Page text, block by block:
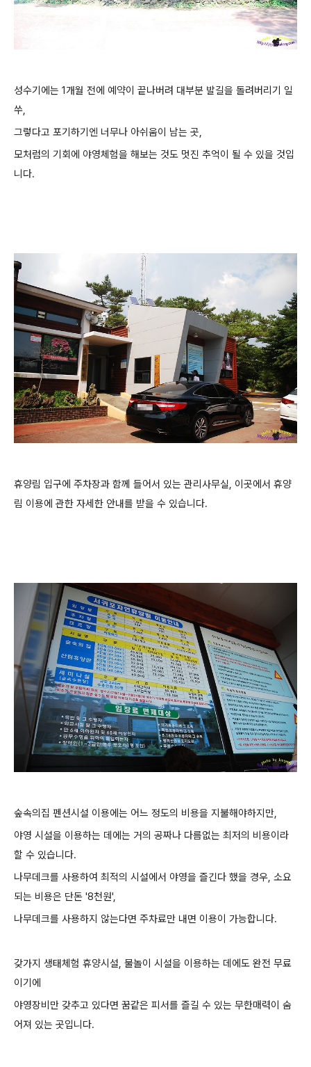
성수기에는 1개월 전에 예약이 끝나버려 대부분 발길을 돌려버리기 일
쑤,
그렇다고 포기하기엔 너무나 아쉬움이 남는 곳,
모처럼의 기회에 야영체험을 해보는 것도 멋진 추억이 될 수 있을 것입
니다.
휴양림 입구에 주차장과 함께 들어서 있는 관리사무실, 이곳에서 휴양
림 이용에 관한 자세한 안내를 받을 수 있습니다.
숲속의집 펜션시설 이용에는 어느 정도의 비용을 지불해야하지만,
야영 시설을 이용하는 데에는 거의 공짜나 다름없는 최저의 비용이라
할 수 있습니다.
나무데크를 사용하여 최적의 시설에서 야영을 즐긴다 했을 경우, 소요
되는 비용은 단돈 '8천원',
나무데크를 사용하지 않는다면 주차료만 내면 이용이 가능합니다.
갖가지 생태체험 휴양시설, 물놀이 시설을 이용하는 데에도 완전 무료
이기에
야영장비만 갖추고 있다면 꿈같은 피서를 즐길 수 있는 무한매력이 숨
어져 있는 곳입니다.